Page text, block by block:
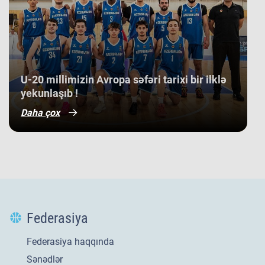
​U-20 millimizin Avropa səfəri tarixi bir ilklə
yekunlaşıb !
Daha çox
Federasiya
Federasiya haqqında
Sənədlər